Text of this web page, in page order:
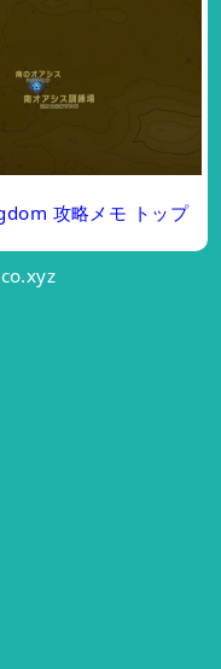
攻略メモ トップ